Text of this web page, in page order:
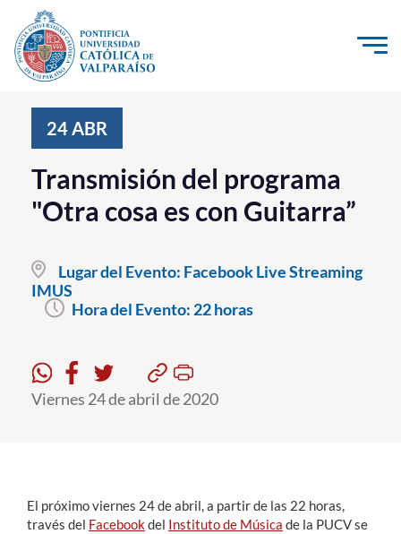
Click acá para ir directamente al contenido
Investigación, Creación e Innovación
PUCV Internacional
Vinculación con el Medio
Admisión
Pregrado
Formación Continua
Funcionarios
24ABR
Transmisión del programa
"Otra cosa es con Guitarra”
Lugar del Evento: Facebook Live Streaming
IMUS
Hora del Evento: 22 horas
Viernes 24 de abril de 2020
El próximo viernes 24 de abril, a partir de las 22 horas,
través del Facebookdel Instituto de Música de la PUCV se